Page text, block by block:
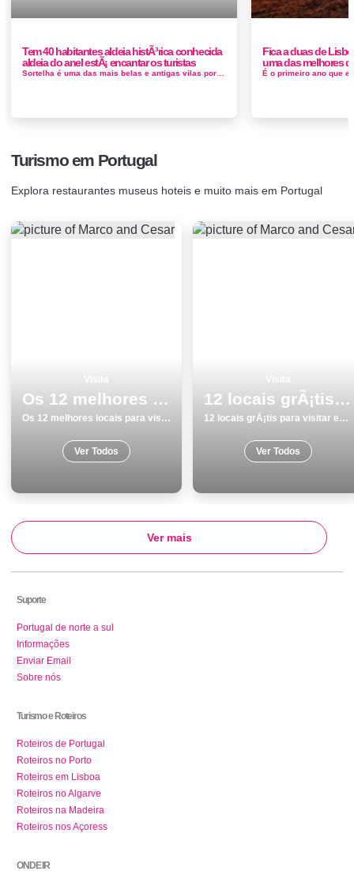
Tem 40 habitantes aldeia histÃ³rica conhecida
aldeia do anel estÃ¡ encantar os turistas
Fica a duas de
uma das melhores
Turismo em Portugal
Explora restaurantes museus hoteis e muito mais em Portugal
Os 12 melhores locais para visitar na Costa da Caparica
Os 12 melhores locais para visitar na Costa da Caparica
Ver Todos
12 locais grÃ¡tis para visitar em Viana do Castelo
12 locais grÃ¡tis para visitar em Viana do Castelo
Ver Todos
Ver mais
Suporte
Portugal de norte a sul
Informações
Enviar Email
Sobre nós
Turismo e Roteiros
Roteiros de Portugal
Roteiros no Porto
Roteiros em Lisboa
Roteiros no Algarve
Roteiros na Madeira
Roteiros nos Açoress
ONDE IR